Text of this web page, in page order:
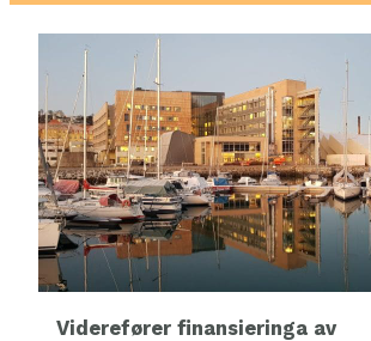
Viderefører finansieringa av